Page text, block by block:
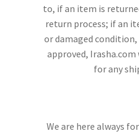
to, if an item is
return process; if an
or damaged
approved,
for any
We are here always